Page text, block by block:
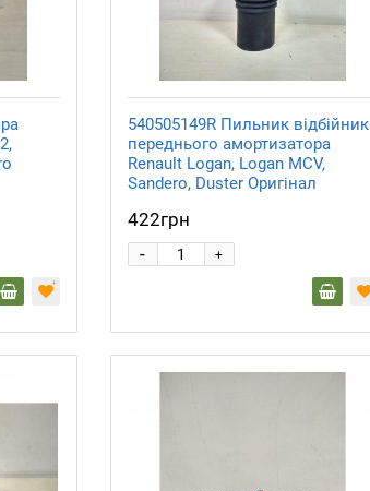
540505149R Пильник відбійник
переднього амортизатора
Renault Logan, Logan MCV,
Sandero, Duster Оригінал
422грн
+
-